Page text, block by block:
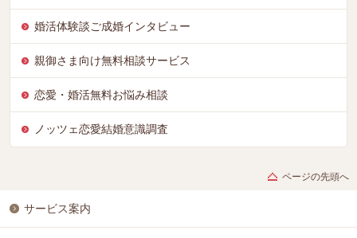
婚活体験談ご成婚インタビュー
親御さま向け無料相談サービス
恋愛・婚活無料お悩み相談
ノッツェ恋愛結婚意識調査
ページの先頭へ
サービス案内